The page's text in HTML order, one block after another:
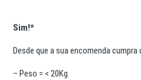
Sim!*
Desde que a sua encomenda
– Peso = < 20Kg